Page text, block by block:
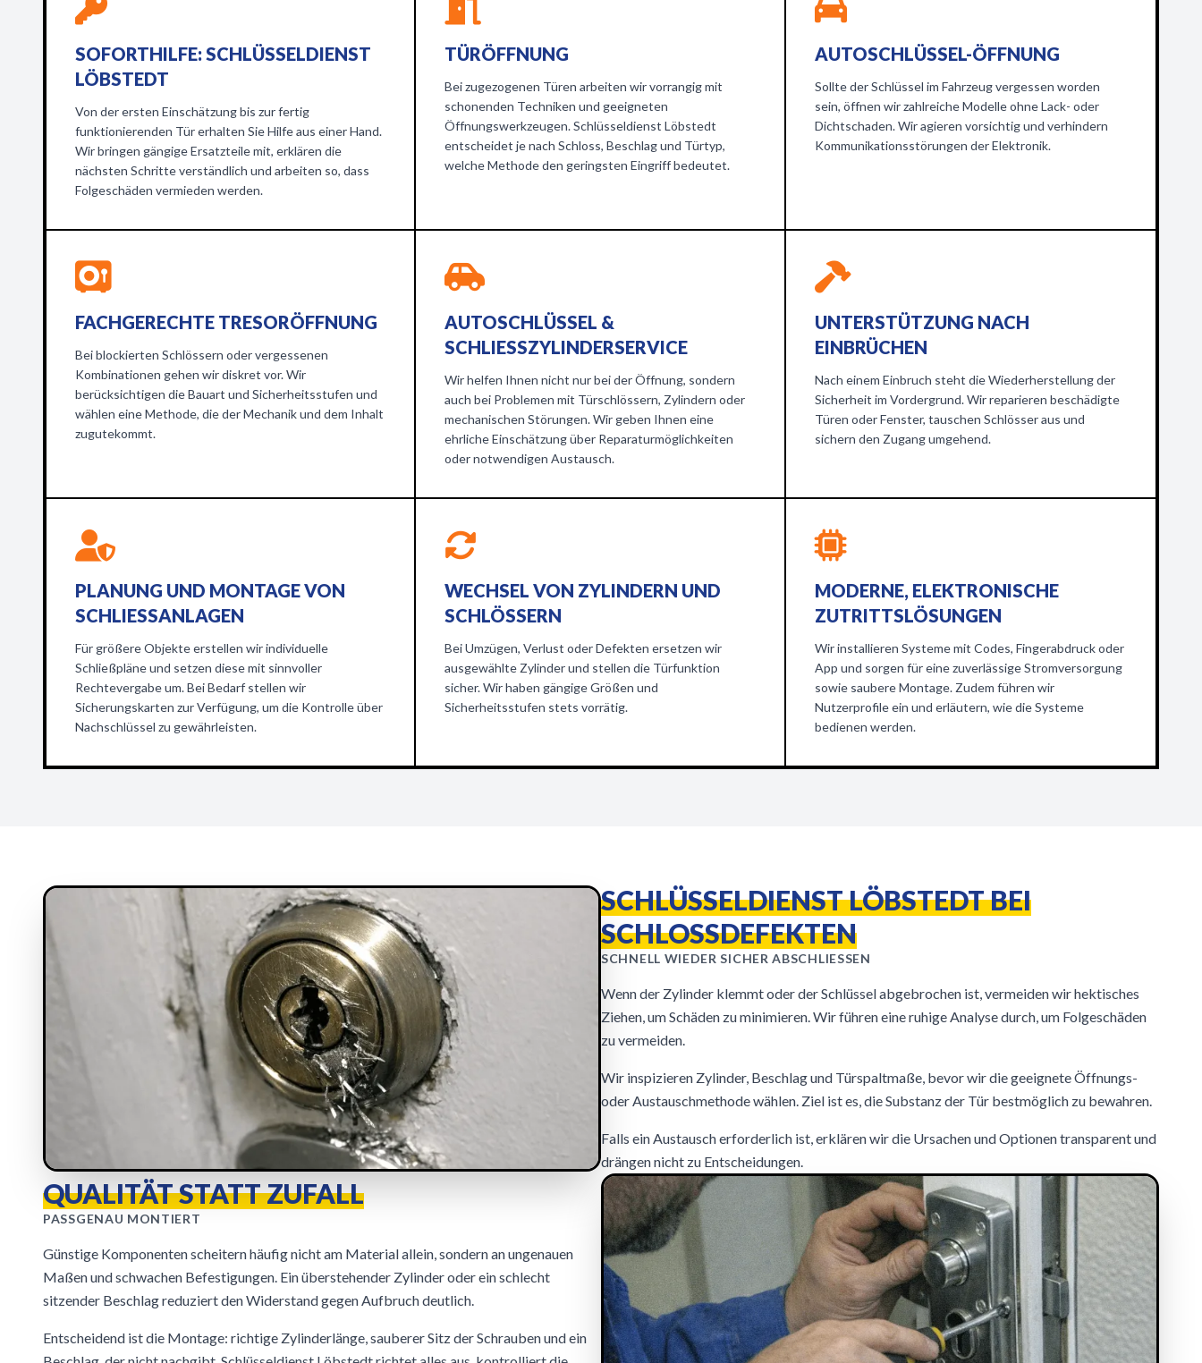
SOFORTHILFE: SCHLÜSSELDIENST
LÖBSTEDT
Von der ersten Einschätzung bis zur fertig
funktionierenden Tür erhalten Sie Hilfe aus einer Hand.
Wir bringen gängige Ersatzteile mit, erklären die
nächsten Schritte verständlich und arbeiten so, dass
Folgeschäden vermieden werden.
TÜRÖFFNUNG
Bei zugezogenen Türen arbeiten wir vorrangig mit
schonenden Techniken und geeigneten
Öffnungswerkzeugen. Schlüsseldienst Löbstedt
entscheidet je nach Schloss, Beschlag und Türtyp,
welche Methode den geringsten Eingriff bedeutet.
AUTOSCHLÜSSEL-ÖFFNUNG
Sollte der Schlüssel im Fahrzeug vergessen worden
sein, öffnen wir zahlreiche Modelle ohne Lack- oder
Dichtschaden. Wir agieren vorsichtig und verhindern
Kommunikationsstörungen der Elektronik.
FACHGERECHTE TRESORÖFFNUNG
Bei blockierten Schlössern oder vergessenen
Kombinationen gehen wir diskret vor. Wir
berücksichtigen die Bauart und Sicherheitsstufen und
wählen eine Methode, die der Mechanik und dem Inhalt
zugutekommt.
AUTOSCHLÜSSEL &
SCHLIESSZYLINDERSERVICE
Wir helfen Ihnen nicht nur bei der Öffnung, sondern
auch bei Problemen mit Türschlössern, Zylindern oder
mechanischen Störungen. Wir geben Ihnen eine
ehrliche Einschätzung über Reparaturmöglichkeiten
oder notwendigen Austausch.
UNTERSTÜTZUNG NACH
EINBRÜCHEN
Nach einem Einbruch steht die Wiederherstellung der
Sicherheit im Vordergrund. Wir reparieren beschädigte
Türen oder Fenster, tauschen Schlösser aus und
sichern den Zugang umgehend.
PLANUNG UND MONTAGE VON
SCHLIESSANLAGEN
Für größere Objekte erstellen wir individuelle
Schließpläne und setzen diese mit sinnvoller
Rechtevergabe um. Bei Bedarf stellen wir
Sicherungskarten zur Verfügung, um die Kontrolle über
Nachschlüssel zu gewährleisten.
WECHSEL VON ZYLINDERN UND
SCHLÖSSERN
Bei Umzügen, Verlust oder Defekten ersetzen wir
ausgewählte Zylinder und stellen die Türfunktion
sicher. Wir haben gängige Größen und
Sicherheitsstufen stets vorrätig.
MODERNE, ELEKTRONISCHE
ZUTRITTSLÖSUNGEN
Wir installieren Systeme mit Codes, Fingerabdruck oder
App und sorgen für eine zuverlässige Stromversorgung
sowie saubere Montage. Zudem führen wir
Nutzerprofile ein und erläutern, wie die Systeme
bedienen werden.
SCHLÜSSELDIENST LÖBSTEDT BEI
SCHLOSSDEFEKTEN
SCHNELL WIEDER SICHER ABSCHLIESSEN
Wenn der Zylinder klemmt oder der Schlüssel abgebrochen ist, vermeiden wir hektisches
Ziehen, um Schäden zu minimieren. Wir führen eine ruhige Analyse durch, um Folgeschäden
zu vermeiden.
Wir inspizieren Zylinder, Beschlag und Türspaltmaße, bevor wir die geeignete Öffnungs-
oder Austauschmethode wählen. Ziel ist es, die Substanz der Tür bestmöglich zu bewahren.
Falls ein Austausch erforderlich ist, erklären wir die Ursachen und Optionen transparent und
drängen nicht zu Entscheidungen.
QUALITÄT STATT ZUFALL
PASSGENAU MONTIERT
Günstige Komponenten scheitern häufig nicht am Material allein, sondern an ungenauen
Maßen und schwachen Befestigungen. Ein überstehender Zylinder oder ein schlecht
sitzender Beschlag reduziert den Widerstand gegen Aufbruch deutlich.
Entscheidend ist die Montage: richtige Zylinderlänge, sauberer Sitz der Schrauben und ein